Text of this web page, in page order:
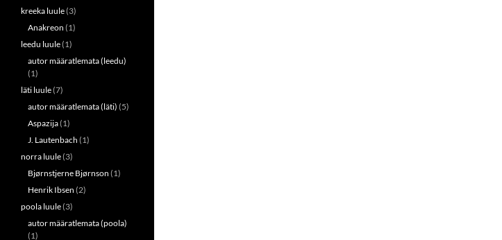
kreeka luule(3)
Anakreon (1)
leedu luule(1)
autor määratlemata (leedu)
(1)
läti luule(7)
autor määratlemata (läti) (5)
Aspazija(1)
J. Lautenbach (1)
norra luule(3)
Bjørnstjerne Bjørnson (1)
Henrik Ibsen (2)
poola luule(3)
autor määratlemata (poola)
(1)